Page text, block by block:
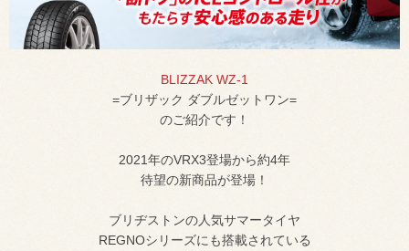
BLIZZAK WZ-1
=ブリザック ダブルゼットワン=
のご紹介です！
2021年のVRX3登場から約4年
待望の新商品が登場！
ブリヂストンの人気サマータイヤ
REGNOシリーズにも搭載されている